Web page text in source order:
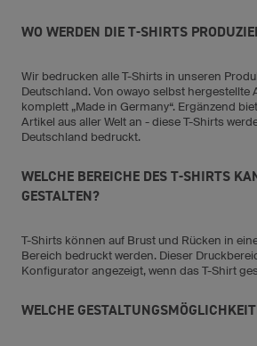
WO WERDEN DIE T-SHIRTS
Wir bedrucken alle T-Shirts in unseren
Deutschland. Von owayo selbst hergestellte
komplett „Made in Germany“. Ergänzend
Artikel aus aller Welt an - diese T-Shirts
Deutschland bedruckt.
WELCHE BEREICHE DES T-SHIRTS
GESTALTEN?
T-Shirts können auf Brust und Rücken in
Bereich bedruckt werden. Dieser
Konfigurator angezeigt, wenn das T-Shirt
WELCHE